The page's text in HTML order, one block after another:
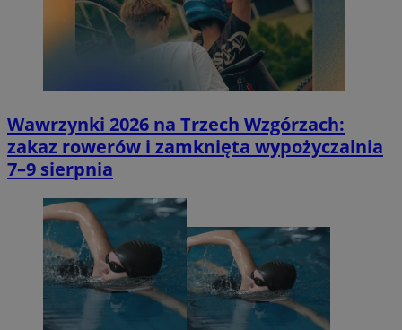
Wawrzynki 2026 na Trzech Wzgórzach:
zakaz rowerów i zamknięta wypożyczalnia
7–9 sierpnia